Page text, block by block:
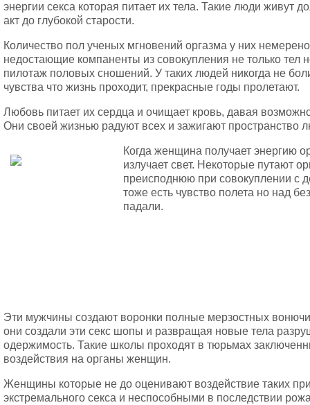
энергии секса которая питает их тела. Такие люди живут
акт до глубокой старости.
Количество пол ученых мгновений оргазма у них
недостающие компаненты из совокупления не только
пилотаж половых сношений. У таких людей никогда не
чувства что жизнь проходит, прекрасные годы пролетают.
Любовь питает их сердца и очищает кровь, давая
Они своей жизнью радуют всех и зажигают пространство
Когда женщина получает энергию
излучает свет. Некоторые путают
преисподнюю при совокуплении с
тоже есть чувство полета но над
падали.
Эти мужчины создают воронки полные мерзостных
они создали эти секс шопы и развращая новые тела
одержимость. Такие школы проходят в тюрьмах
воздействия на органы женщин.
Женщины которые не до оценивают воздействие таких
экстремального секса и неспособными в последствии